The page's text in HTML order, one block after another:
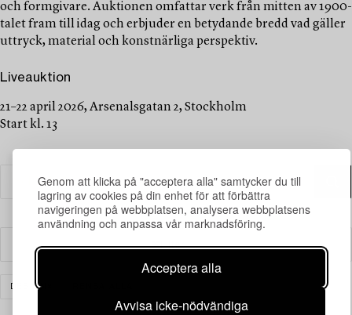
Genom att klicka på "acceptera alla" samtycker du till
lagring av cookies på din enhet för att förbättra
navigeringen på webbplatsen, analysera webbplatsens
användning och anpassa vår marknadsföring.
Acceptera alla
Avvisa icke-nödvändiga
och formgivare. Auktionen omfattar verk från mitten av 1900-
talet fram till idag och erbjuder en betydande bredd vad gäller
uttryck, material och konstnärliga perspektiv.
Liveauktion
21–22 april 2026, Arsenalsgatan 2, Stockholm
Start kl. 13
Filter
DESIGN